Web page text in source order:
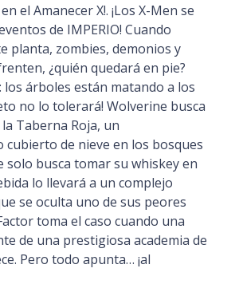
el Amanecer X!. ¡Los X-Men se
de IMPERIO! Cuando
planta, zombies, demonios y
¿quién quedará en pie?
árboles están matando a los
no lo tolerará! Wolverine busca
Taberna Roja, un
cubierto de nieve en los bosques
solo busca tomar su whiskey en
lo llevará a un complejo
se oculta uno de sus peores
toma el caso cuando una
de una prestigiosa academia de
Pero todo apunta… ¡al